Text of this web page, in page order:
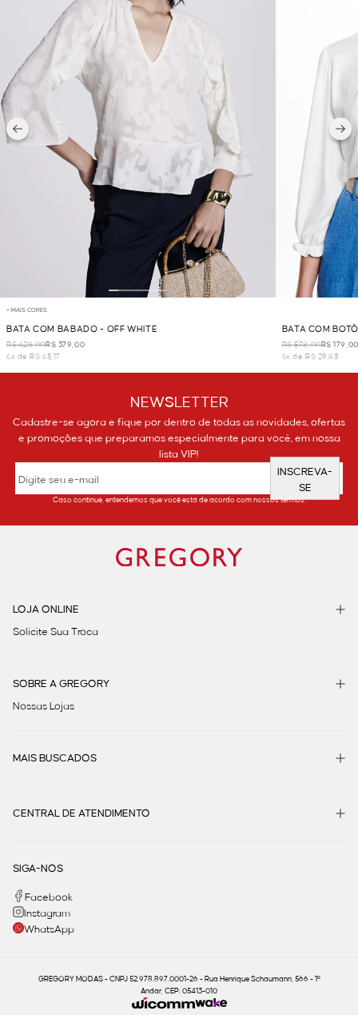
+ MAIS CORES
BATA COM BABADO - OFF WHITE
R$ 628,00R$ 379,00
6x de R$ 63,17
BATA COM
R$ 578,00R$ 179,00
6x de R$ 29,83
NEWSLETTER
Cadastre-se agora e fique por dentro de todas as novidades, ofertas
e promoções que preparamos especialmente para você, em nossa
lista VIP!
INSCREVA-
SE
Caso continue, entendemos que você está de acordo com nossos termos.
LOJA ONLINE
Solicite Sua Troca
SOBRE A GREGORY
Nossas Lojas
MAIS BUSCADOS
CENTRAL DE ATENDIMENTO
SIGA-NOS
Facebook
Instagram
WhatsApp
GREGORY MODAS - CNPJ 52.978.897.0001-26 - Rua Henrique Schaumann, 566 - 1º
Andar, CEP: 05413-010